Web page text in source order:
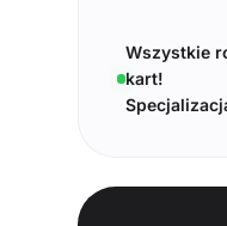
Wszystkie
kart!